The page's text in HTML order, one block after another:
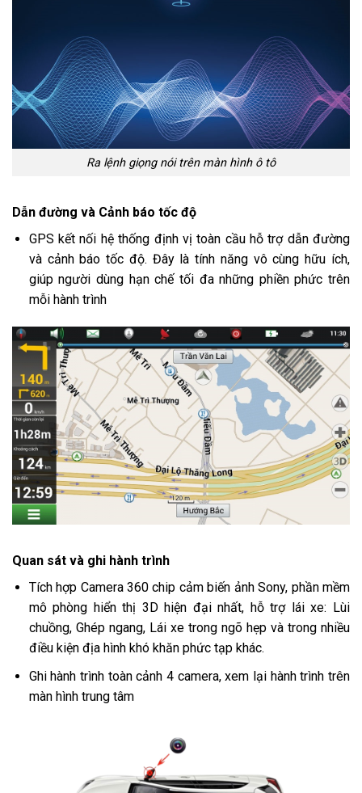
Ra lệnh giọng nói trên màn hình ô tô
Dẫn đường và Cảnh báo tốc độ
GPS kết nối hệ thống định vị toàn cầu hỗ trợ dẫn đường
và cảnh báo tốc độ. Đây là tính năng vô cùng hữu ích,
giúp người dùng hạn chế tối đa những phiền phức trên
mỗi hành trình
Quan sát và ghi hành trình
Tích hợp Camera 360 chip cảm biến ảnh Sony, phần mềm
mô phòng hiển thị 3D hiện đại nhất, hỗ trợ lái xe: Lùi
chuồng, Ghép ngang, Lái xe trong ngõ hẹp và trong nhiều
điều kiện địa hình khó khăn phức tạp khác.
Ghi hành trình toàn cảnh 4 camera, xem lại hành trình trên
màn hình trung tâm